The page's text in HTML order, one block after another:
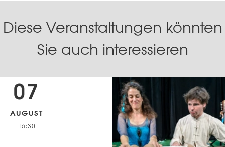
Diese Veranstaltungen könnten
Sie auch interessieren
07
AUGUST
16:30